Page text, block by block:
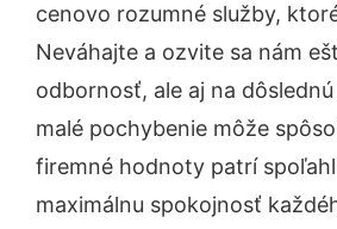
cenovo rozumné služby,
Neváhajte a ozvite sa nám
odbornosť, ale aj na
malé pochybenie môže
firemné hodnoty patrí
maximálnu spokojnosť